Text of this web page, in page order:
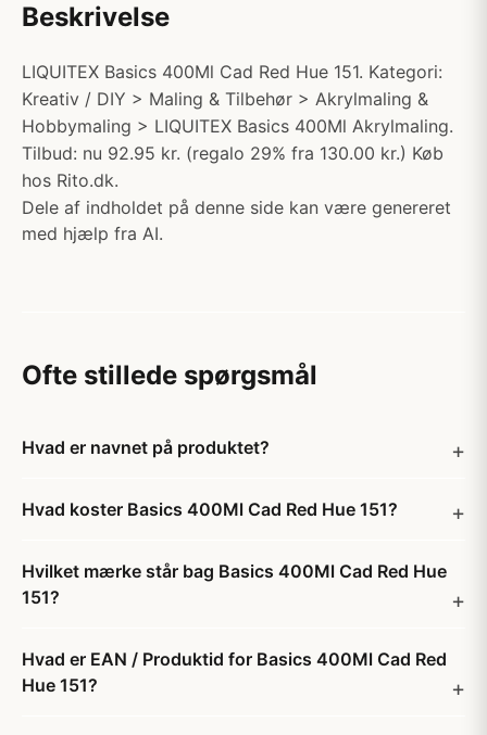
Beskrivelse
LIQUITEX Basics 400Ml Cad Red Hue 151. Kategori:
Kreativ / DIY > Maling & Tilbehør > Akrylmaling &
Hobbymaling > LIQUITEX Basics 400Ml Akrylmaling.
Tilbud: nu 92.95 kr. (regalo 29% fra 130.00 kr.) Køb
hos Rito.dk.
Dele af indholdet på denne side kan være genereret
med hjælp fra AI.
Ofte stillede spørgsmål
Hvad er navnet på produktet?
Hvad koster Basics 400Ml Cad Red Hue 151?
Hvilket mærke står bag Basics 400Ml Cad Red Hue
151?
Hvad er EAN / Produktid for Basics 400Ml Cad Red
Hue 151?